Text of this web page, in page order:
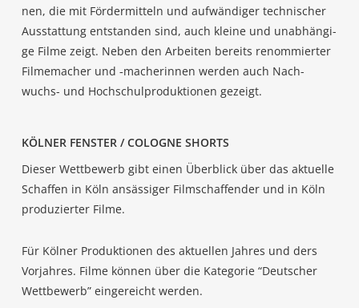
nen, die mit För­der­mit­teln und auf­wän­di­ger tech­ni­scher
Aus­stat­tung ent­stan­den sind, auch klei­ne und unab­hän­gi­
ge Fil­me zeigt. Neben den Arbei­ten bereits renom­mier­ter
Fil­me­ma­cher und ‑mache­rin­nen wer­den auch Nach­
wuchs- und Hoch­schul­pro­duk­tio­nen gezeigt.
KÖL­NER FENS­TER / COLO­GNE SHORTS
Die­ser Wett­be­werb gibt einen Über­blick über das aktu­el­le
Schaf­fen in Köln ansäs­si­ger Film­schaf­fen­der und in Köln
pro­du­zier­ter Filme.
Für Köl­ner Pro­duk­tio­nen des aktu­el­len Jah­res und ders
Vor­jah­res. Fil­me kön­nen über die Kate­go­rie “Deut­scher
Wett­be­werb” ein­ge­reicht werden.